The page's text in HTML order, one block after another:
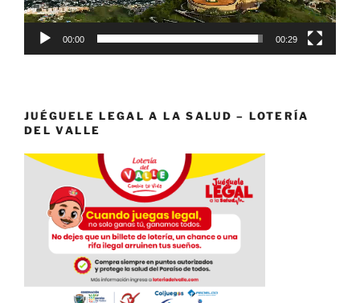
00:00 00:29
JUÉGUELE LEGAL A LA SALUD – LOTERÍA
DEL VALLE